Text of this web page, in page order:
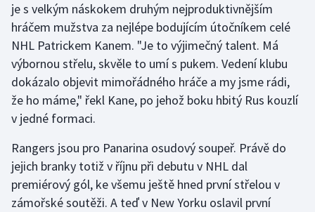
Moderní pětiboj
Motorsport
Olympijské hry
Parasport
Plavání
Plážový volejbal
je s velkým náskokem druhým nejproduktivnějším
hráčem mužstva za nejlépe bodujícím útočníkem celé
NHL Patrickem Kanem. "Je to výjimečný talent. Má
výbornou střelu, skvěle to umí s pukem. Vedení klubu
dokázalo objevit mimořádného hráče a my jsme rádi,
že ho máme," řekl Kane, po jehož boku hbitý Rus kouzlí
v jedné formaci.
Rangers jsou pro Panarina osudový soupeř. Právě do
jejich branky totiž v říjnu při debutu v NHL dal
premiérový gól, ke všemu ještě hned první střelou v
zámořské soutěži. A teď v New Yorku oslavil první